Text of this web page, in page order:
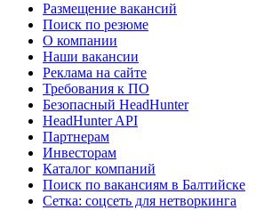
Размещение вакансий
Поиск по резюме
О компании
Наши вакансии
Реклама на сайте
Требования к ПО
Безопасный HeadHunter
HeadHunter API
Партнерам
Инвесторам
Каталог компаний
Поиск по вакансиям в Балтийске
Сетка: соцсеть для нетворкинга